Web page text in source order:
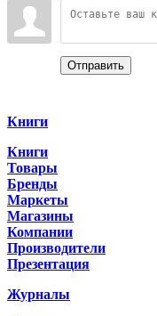
Отправить
Книги
Книги
Товары
Бренды
Маркеты
Магазины
Компании
Производители
Презентация
Журналы